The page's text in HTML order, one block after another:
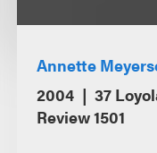
Annette
2004
37
Review 1501